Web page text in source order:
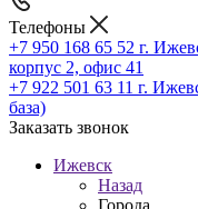
Телефоны
+7 950 168 65 52 г.
корпус 2, офис 41
+7 922 501 63 11 г.
база)
Заказать звонок
Ижевск
Назад
Города